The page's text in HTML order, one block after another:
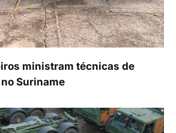
ministram técnicas de
Suriname